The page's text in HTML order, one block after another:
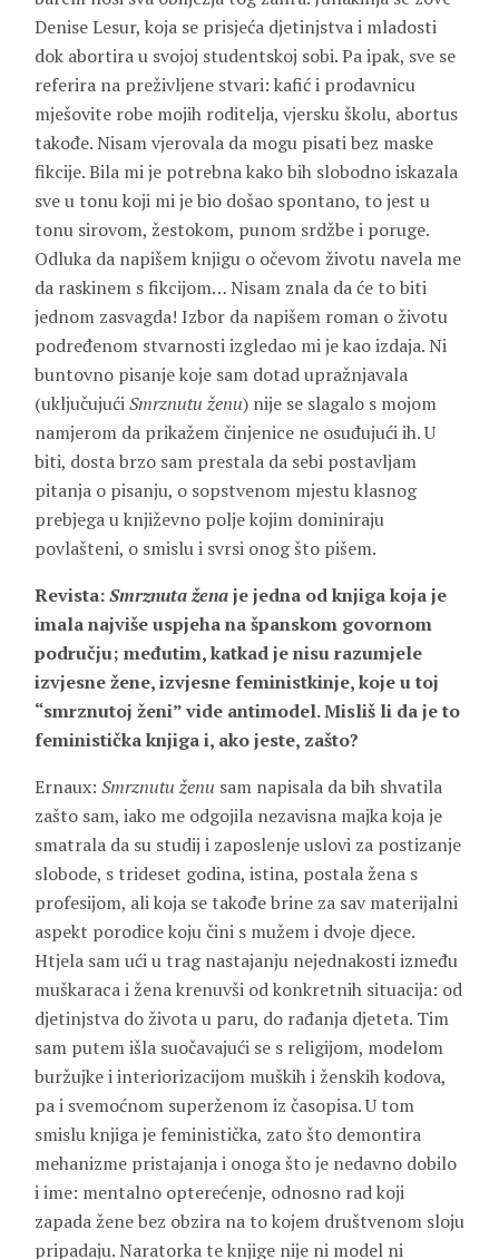
Denise Lesur, koja se prisjeća djetinjstva i mladosti
dok abortira u svojoj studentskoj sobi. Pa ipak, sve se
referira na preživljene stvari: kafić i prodavnicu
mješovite robe mojih roditelja, vjersku školu, abortus
takođe. Nisam vjerovala da mogu pisati bez maske
fikcije. Bila mi je potrebna kako bih slobodno iskazala
sve u tonu koji mi je bio došao spontano, to jest u
tonu sirovom, žestokom, punom srdžbe i poruge.
Odluka da napišem knjigu o očevom životu navela me
da raskinem s fikcijom… Nisam znala da će to biti
jednom zasvagda! Izbor da napišem roman o životu
podređenom stvarnosti izgledao mi je kao izdaja. Ni
buntovno pisanje koje sam dotad upražnjavala
(uključujućiSmrznutu ženu) nije se slagalo s mojom
namjerom da prikažem činjenice ne osuđujući ih. U
biti, dosta brzo sam prestala da sebi postavljam
pitanja o pisanju, o sopstvenom mjestu klasnog
prebjega u književno polje kojim dominiraju
povlašteni, o smislu i svrsi onog što pišem.
Revista:Smrznuta ženaje jedna od knjiga koja je
imala najviše uspjeha na španskom govornom
području; međutim, katkad je nisu razumjele
izvjesne žene, izvjesne feministkinje, koje u toj
“smrznutoj ženi” vide antimodel. Misliš li da je to
feministička knjiga i, ako jeste, zašto?
Ernaux: Smrznutu ženu sam napisala da bih shvatila
zašto sam, iako me odgojila nezavisna majka koja je
smatrala da su studij i zaposlenje uslovi za postizanje
slobode, s trideset godina, istina, postala žena s
profesijom, ali koja se takođe brine za sav materijalni
aspekt porodice koju čini s mužem i dvoje djece.
Htjela sam ući u trag nastajanju nejednakosti između
muškaraca i žena krenuvši od konkretnih situacija: od
djetinjstva do života u paru, do rađanja djeteta. Tim
sam putem išla suočavajući se s religijom, modelom
buržujke i interiorizacijom muških i ženskih kodova,
pa i svemoćnom superženom iz časopisa. U tom
smislu knjiga je feministička, zato što demontira
mehanizme pristajanja i onoga što je nedavno dobilo
i ime: mentalno opterećenje, odnosno rad koji
zapada žene bez obzira na to kojem društvenom sloju
pripadaju. Naratorka te knjige nije ni model ni